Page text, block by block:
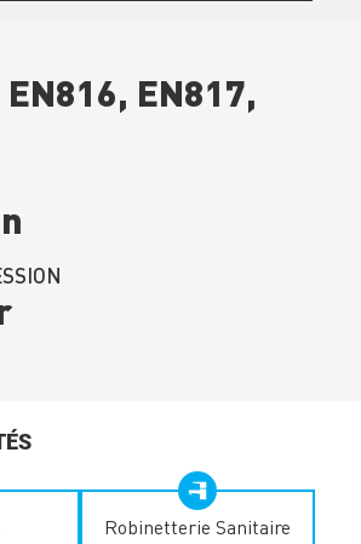
EN817,
Robinetterie Sanitaire